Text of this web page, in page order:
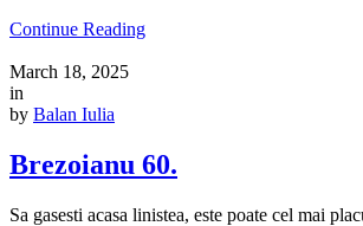
Continue Reading
March 18, 2025
in
by Balan Iulia
Brezoianu 60.
Sa gasesti acasa linistea, este poate cel mai